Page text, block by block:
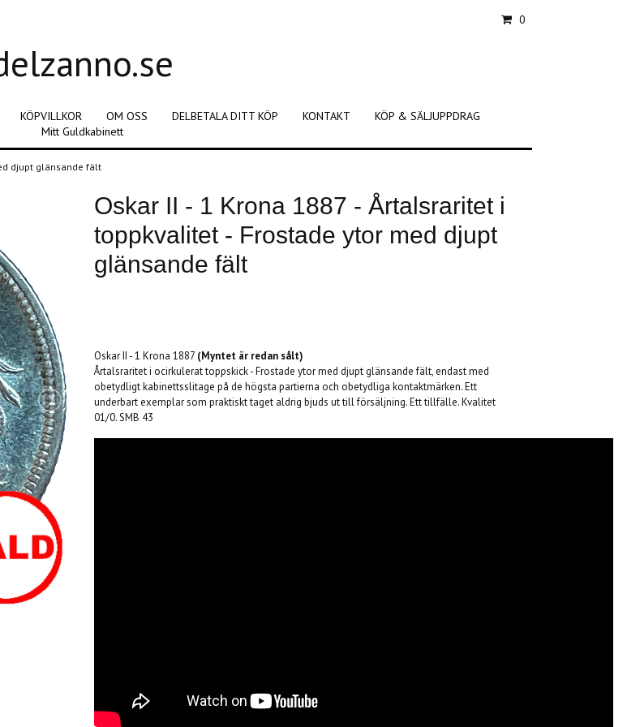
0
KÖPVILLKOR OM OSS DELBETALA DITT KÖP KONTAKT
KÖP & SÄLJUPPDRAG
Mitt Guldkabinett
djupt glänsande fält
Oskar II - 1 Krona 1887 - Årtalsraritet i
toppkvalitet - Frostade ytor med djupt
glänsande fält
Oskar II - 1 Krona 1887 (Myntet är redan sålt)
Årtalsraritet i ocirkulerat toppskick - Frostade ytor med djupt glänsande fält, endast med
obetydligt kabinettsslitage på de högsta partierna och obetydliga kontaktmärken. Ett
underbart exemplar som praktiskt taget aldrig bjuds ut till försäljning. Ett tillfälle. Kvalitet
01/0. SMB 43